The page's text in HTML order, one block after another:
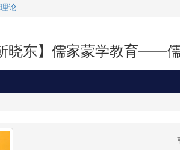
论
晓东】儒家蒙学教育——